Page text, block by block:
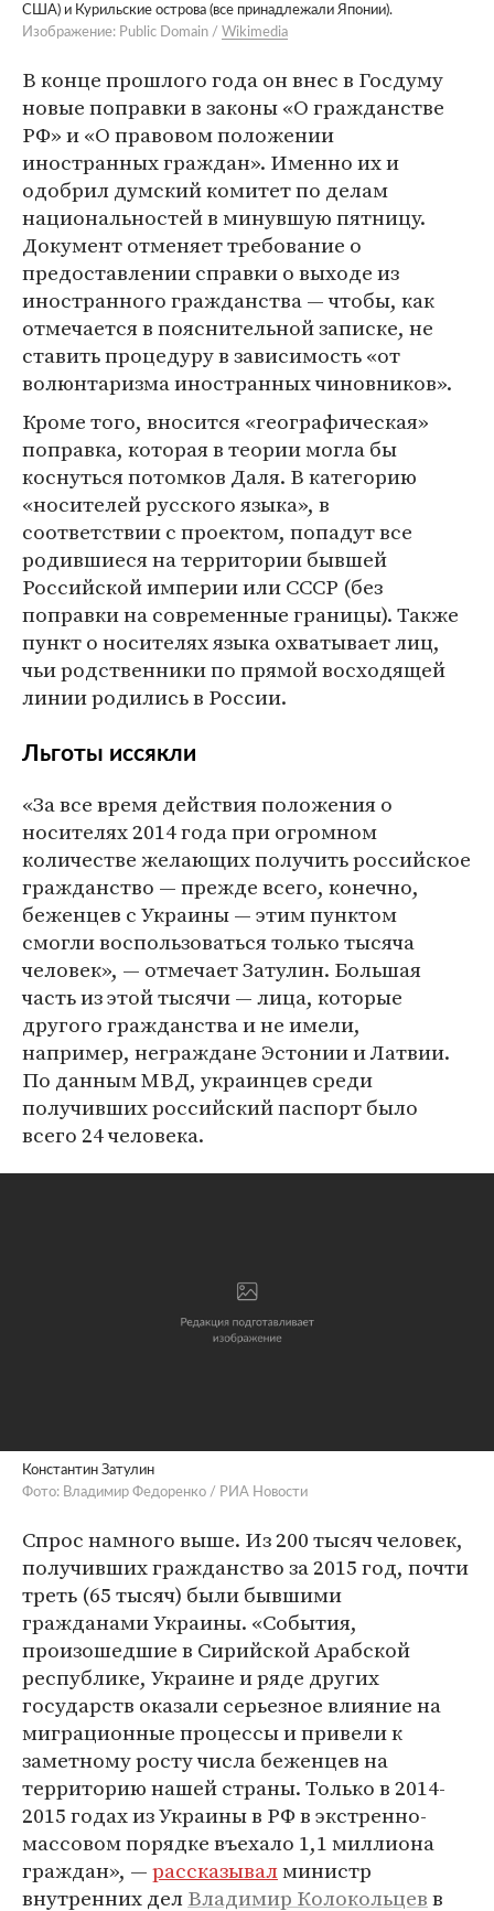
США) и Курильские острова (все принадлежали Японии).
Изображение: Public Domain / Wikimedia
В конце прошлого года он внес в Госдуму
новые поправки в законы «О гражданстве
РФ» и «О правовом положении
иностранных граждан». Именно их и
одобрил думский комитет по делам
национальностей в минувшую пятницу.
Документ отменяет требование о
предоставлении справки о выходе из
иностранного гражданства — чтобы, как
отмечается в пояснительной записке, не
ставить процедуру в зависимость «от
волюнтаризма иностранных чиновников».
Кроме того, вносится «географическая»
поправка, которая в теории могла бы
коснуться потомков Даля. В категорию
«носителей русского языка», в
соответствии с проектом, попадут все
родившиеся на территории бывшей
Российской империи или СССР (без
поправки на современные границы). Также
пункт о носителях языка охватывает лиц,
чьи родственники по прямой восходящей
линии родились в России.
Льготы иссякли
«За все время действия положения о
носителях 2014 года при огромном
количестве желающих получить российское
гражданство — прежде всего, конечно,
беженцев с Украины — этим пунктом
смогли воспользоваться только тысяча
человек», — отмечает Затулин. Большая
часть из этой тысячи — лица, которые
другого гражданства и не имели,
например, неграждане Эстонии и Латвии.
По данным МВД, украинцев среди
получивших российский паспорт было
всего 24 человека.
Константин Затулин
Фото: Владимир Федоренко / РИА Новости
Спрос намного выше. Из 200 тысяч человек,
получивших гражданство за 2015 год, почти
треть (65 тысяч) были бывшими
гражданами Украины. «События,
произошедшие в Сирийской Арабской
республике, Украине и ряде других
государств оказали серьезное влияние на
миграционные процессы и привели к
заметному росту числа беженцев на
территорию нашей страны. Только в 2014-
2015 годах из Украины в РФ в экстренно-
массовом порядке въехало 1,1 миллиона
граждан», —рассказывалминистр
внутренних делВладимир Колокольцевв